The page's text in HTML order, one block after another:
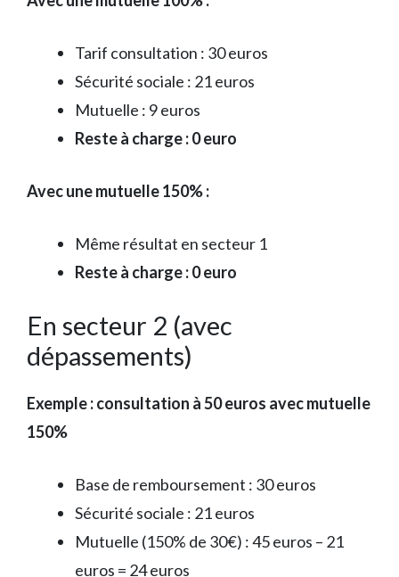
Tarif consultation : 30 euros
Sécurité sociale : 21 euros
Mutuelle : 9 euros
Reste à charge : 0 euro
Avec une mutuelle 150% :
Même résultat en secteur 1
Reste à charge : 0 euro
En secteur 2 (avec
dépassements)
Exemple : consultation à 50 euros avec mutuelle
150%
Base de remboursement : 30 euros
Sécurité sociale : 21 euros
Mutuelle (150% de 30€) : 45 euros – 21
euros = 24 euros